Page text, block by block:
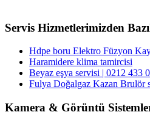
Servis Hizmetlerimizden
Hdpe boru Elektro Füzyon
Haramidere klima tamircisi
Beyaz eşya servisi | 0212 433
Fulya Doğalgaz Kazan Brulör
Kamera & Görüntü